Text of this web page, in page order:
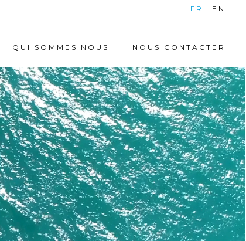
FR EN
QUI SOMMES NOUS NOUS CONTACTER